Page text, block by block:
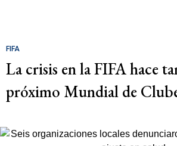
FIFA
La crisis en la FIFA hace
próximo Mundial de